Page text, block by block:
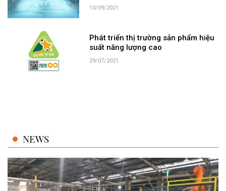
10/09/2021
Phát triển thị trường sản phẩm hiệu
suất năng lượng cao
29/07/2021
NEWS